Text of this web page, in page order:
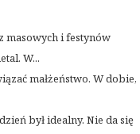
masowych i festynów
W...
małżeństwo. W dobie,
był idealny. Nie da się